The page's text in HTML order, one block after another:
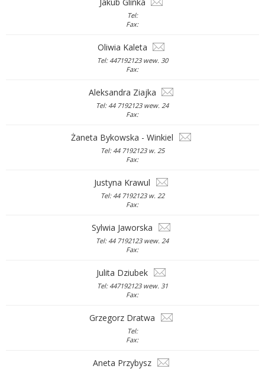
Tel:
Fax:
Oliwia Kaleta
Tel: 447192123 wew. 30
Fax:
Aleksandra Ziajka
Tel: 44 7192123 wew. 24
Fax:
Żaneta Bykowska - Winkiel
Tel: 44 7192123 w. 25
Fax:
Justyna Krawul
Tel: 44 7192123 w. 22
Fax:
Sylwia Jaworska
Tel: 44 7192123 wew. 24
Fax:
Julita Dziubek
Tel: 447192123 wew. 31
Fax:
Grzegorz Dratwa
Tel:
Fax:
Aneta Przybysz